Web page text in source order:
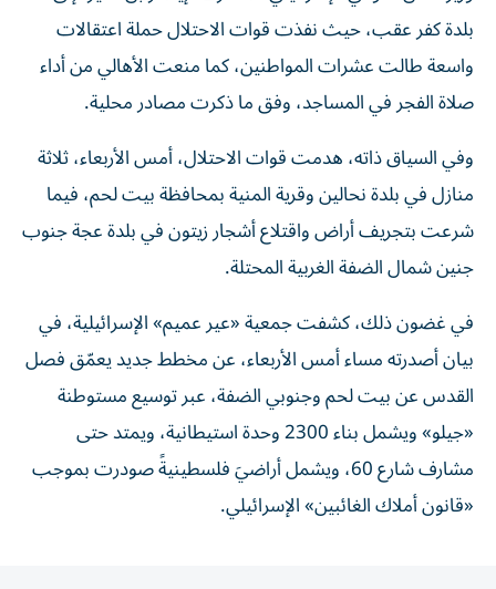
بلدة كفر عقب، حيث نفذت قوات الاحتلال حملة اعتقالات
واسعة طالت عشرات المواطنين، كما منعت الأهالي من أداء
صلاة الفجر في المساجد، وفق ما ذكرت مصادر محلية.
وفي السياق ذاته، هدمت قوات الاحتلال، أمس الأربعاء، ثلاثة
منازل في بلدة نحالين وقرية المنية بمحافظة بيت لحم، فيما
شرعت بتجريف أراض واقتلاع أشجار زيتون في بلدة عجة جنوب
جنين شمال الضفة الغربية المحتلة.
في غضون ذلك، كشفت جمعية «عير عميم» الإسرائيلية، في
بيان أصدرته مساء أمس الأربعاء، عن مخطط جديد يعمّق فصل
القدس عن بيت لحم وجنوبي الضفة، عبر توسيع مستوطنة
«جيلو» ويشمل بناء 2300 وحدة استيطانية، ويمتد حتى
مشارف شارع 60، ويشمل أراضيَ فلسطينيةً صودرت بموجب
«قانون أملاك الغائبين» الإسرائيلي.